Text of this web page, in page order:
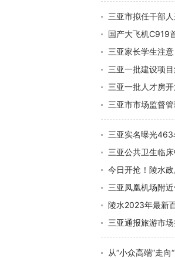
三亚市拟任干部
国产大飞机C919
三亚家长学生注
三亚一批建设项
三亚一批人才房
三亚市市场监督
三亚实名曝光
三亚公共卫生临
今日开抢！陵水
三亚凤凰机场附
陵水2023年最新
三亚通报旅游市
从“小众高端”走